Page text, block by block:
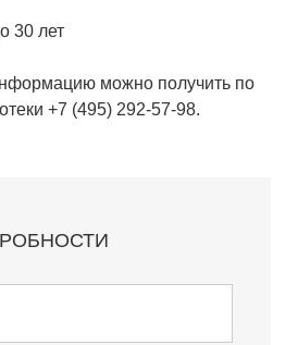
30 лет
можно получить по
+7 (495) 292-57-98.